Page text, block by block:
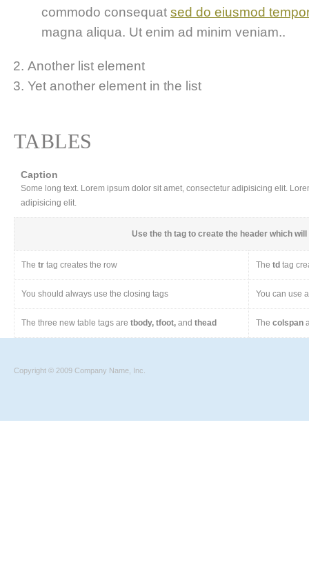
commodo consequat sed do eiusmod
magna aliqua. Ut enim ad minim veniam..
Another list element
Yet another element in the list
TABLES
Caption
Some long text. Lorem ipsum dolor sit amet, consectetur adipisicing elit.
adipisicing elit.
Use the th tag to create the header which
The tr tag creates the row The td tag
You should always use the closing tags You can use
The three new table tags are tbody, tfoot, and thead The colspan
Copyright © 2009 Company Name, Inc.